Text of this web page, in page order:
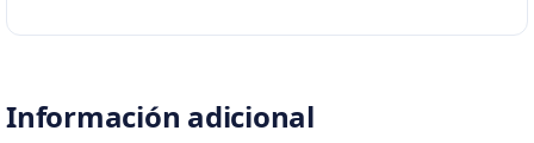
Información adicional